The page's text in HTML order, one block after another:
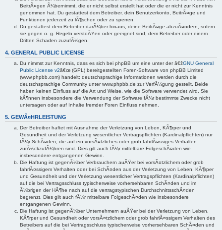
BeitrÃ¤gen Ã¼bernimmt, die er nicht selbst erstellt hat oder die er nicht zur Kenntnis
genommen hat. Du gestattest dem Betreiber, dein Benutzerkonto, BeitrÃ¤ge und
Funktionen jederzeit zu lÃ¶schen oder zu sperren.
Du gestattest dem Betreiber darÃ¼ber hinaus, deine BeitrÃ¤ge abzuÃ¤ndern, sofern
sie gegen o. g. Regeln verstoÃŸen oder geeignet sind, dem Betreiber oder einem
Dritten Schaden zuzufÃ¼gen.
4. GENERAL PUBLIC LICENSE
Du nimmst zur Kenntnis, dass es sich bei phpBB um eine unter der â€žGNU General
Public License v2â€œ (GPL) bereitgestellten Foren-Software von phpBB Limited
(www.phpbb.com) handelt; deutschsprachige Informationen werden durch die
deutschsprachige Community unter www.phpbb.de zur VerfÃ¼gung gestellt. Beide
haben keinen Einfluss auf die Art und Weise, wie die Software verwendet wird. Sie
kÃ¶nnen insbesondere die Verwendung der Software fÃ¼r bestimmte Zwecke nicht
untersagen oder auf Inhalte fremder Foren Einfluss nehmen.
5. GEWÃ¤HRLEISTUNG
Der Betreiber haftet mit Ausnahme der Verletzung von Leben, KÃ¶rper und
Gesundheit und der Verletzung wesentlicher Vertragspflichten (Kardinalpflichten) nur
fÃ¼r SchÃ¤den, die auf ein vorsÃ¤tzliches oder grob fahrlÃ¤ssiges Verhalten
zurÃ¼ckzufÃ¼hren sind. Dies gilt auch fÃ¼r mittelbare FolgeschÃ¤den wie
insbesondere entgangenen Gewinn.
Die Haftung ist gegenÃ¼ber Verbrauchern auÃŸer bei vorsÃ¤tzlichem oder grob
fahrlÃ¤ssigem Verhalten oder bei SchÃ¤den aus der Verletzung von Leben, KÃ¶rper
und Gesundheit und der Verletzung wesentlicher Vertragspflichten (Kardinalpflichten)
auf die bei Vertragsschluss typischerweise vorhersehbaren SchÃ¤den und im
Ã¼brigen der HÃ¶he nach auf die vertragstypischen DurchschnittsschÃ¤den
begrenzt. Dies gilt auch fÃ¼r mittelbare FolgeschÃ¤den wie insbesondere
entgangenen Gewinn.
Die Haftung ist gegenÃ¼ber Unternehmern auÃŸer bei der Verletzung von Leben,
KÃ¶rper und Gesundheit oder vorsÃ¤tzlichem oder grob fahrlÃ¤ssigem Verhalten des
Betreibers auf die bei Vertragsschluss typischerweise vorhersehbaren SchÃ¤den und